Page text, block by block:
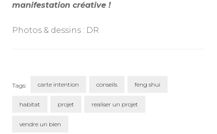
manifestation créative !
Photos & dessins : DR
Tags: carte intention conseils feng shui
habitat projet realiser un projet
vendre un bien